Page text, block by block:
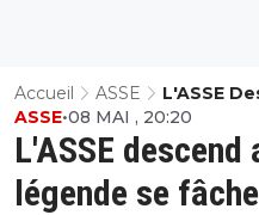
Accueil ASSE
L'ASSE
Légende
L'ASSE
légende se fâche
ASSE•08 MAI , 20:20